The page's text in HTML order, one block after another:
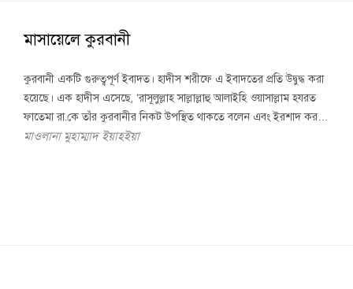
মাসায়েলে কুরবানী
কুরবানী একটি গুরুত্বপূর্ণ ইবাদত। হাদীস শরীফে এ ইবাদতের প্রতি উদ্বুদ্ধ করা
হয়েছে। এক হাদীস এসেছে, ‘রাসূলুল্লাহ সাল্লাল্লাহু আলাইহি ওয়াসাল্লাম হযরত
ফাতেমা রা.কে তাঁর কুরবানীর নিকট উপস্থিত থাকতে বলেন এবং ইরশাদ কর…
মাওলানা মুহাম্মাদ ইয়াহইয়া